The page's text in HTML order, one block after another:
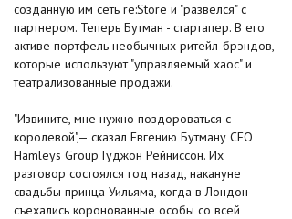
созданную им сеть re:Store и "развелся" с
партнером. Теперь Бутман - стартапер. В его
активе портфель необычных ритейл-брэндов,
которые используют "управляемый хаос" и
театрализованные продажи.
"Извините, мне нужно поздороваться с
королевой",— сказал Евгению Бутману CEO
Hamleys Group Гуджон Рейниссон. Их
разговор состоялся год назад, накануне
свадьбы принца Уильяма, когда в Лондон
съехались коронованные особы со всей